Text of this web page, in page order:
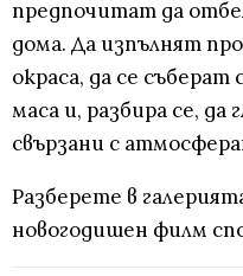
предпочитат да
дома. Да изпълнят
окраса, да се съберат
маса и, разбира се,
свързани с
Разберете в
новогодишен филм